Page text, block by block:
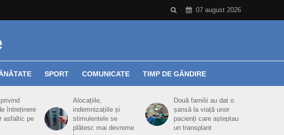
07 august 2026
SPORT COMUNICATE TIMP DE GÂNDIRE
întreținere
asfaltic pe
Alocațiile,
indemnizațiile și
stimulentele se
plătesc mai devreme
Două familii au dat o
șansă la viață unor
pacienți care așteptau
un transplant